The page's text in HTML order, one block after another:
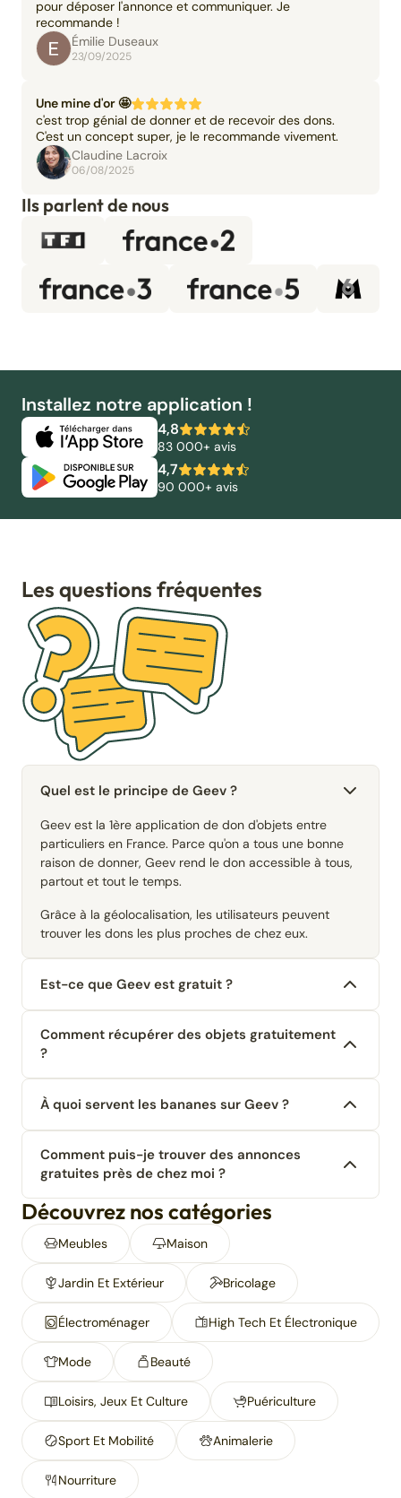
pour déposer l'annonce et communiquer. Je
recommande !
Émilie Duseaux
23/09/2025
Une mine d'or 🤩
c'est trop génial de donner et de recevoir des dons.
C'est un concept super, je le recommande vivement.
Claudine Lacroix
06/08/2025
Ils parlent de nous
Installez notre application !
4,8
83 000+ avis
4,7
90 000+ avis
Les questions fréquentes
Quel est le principe de Geev ?
Geev est la 1ère application de don d'objets entre
particuliers en France. Parce qu'on a tous une bonne
raison de donner, Geev rend le don accessible à tous,
partout et tout le temps.
Grâce à la géolocalisation, les utilisateurs peuvent
trouver les dons les plus proches de chez eux.
Est-ce que Geev est gratuit ?
Comment récupérer des objets gratuitement
?
À quoi servent les bananes sur Geev ?
Comment puis-je trouver des annonces
gratuites près de chez moi ?
Découvrez nos catégories
Meubles Maison
Jardin Et Extérieur Bricolage
Électroménager High Tech Et Électronique
Mode Beauté
Loisirs, Jeux Et Culture Puériculture
Sport Et Mobilité Animalerie
Nourriture